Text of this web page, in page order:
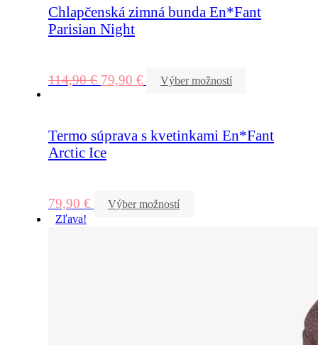
Chlapčenská zimná bunda En*Fant
Parisian Night
114,90€ 79,90 € Výber možností
Termo súprava s kvetinkami En*Fant
Arctic Ice
79,90 €
Výber možností
Zľava!